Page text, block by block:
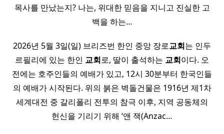
목사를 만났는지? 나는, 위대한 믿음을 지니고 진실한 고
백을 하는…
2026년 5월 3일(일) 브리즈번 한인 중앙 장로교회는 인두
르필리에 있는 한인 교회로, 딸이 출석하는 교회이다. 오
전에는 호주인들의 예배가 있고, 12시 30분부터 한국인들
의 예배가 시작된다. 위의 붉은 벽돌건물은 1916년 제1차
세계대전 중 갈리폴리 전투의 참극 이후, 지역 공동체의
헌신을 기리기 위해 ‘앤 잭(Anzac…